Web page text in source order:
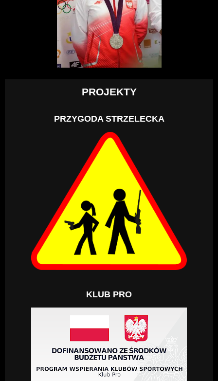
PROJEKTY
PRZYGODA STRZELECKA
KLUB PRO